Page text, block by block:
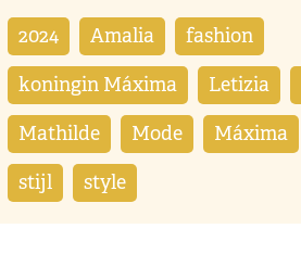
2024 Amalia fashion
koningin Máxima Letizia
Mathilde Mode Máxima
stijl style